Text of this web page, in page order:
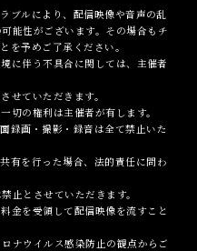
ブルにより、配信映像や音声の乱
能性がございます。その場合もチ
を予めご了承ください。
に伴う不具合に関しては、主催者
せていただきます。
切の権利は主催者が有します。
録画・撮影・録音は全て禁止いた
有を行った場合、法的責任に問わ
止とさせていただきます。
金を受領して配信映像を流すこと
ナウイルス感染防止の観点からご